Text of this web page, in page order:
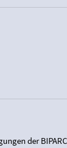
der